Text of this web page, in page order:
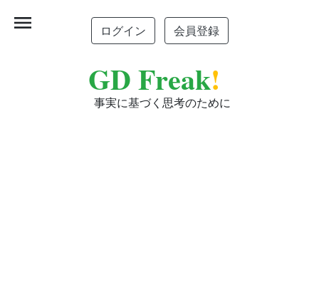
ログイン 会員登録
GD Freak!
事実に基づく思考のために
menu